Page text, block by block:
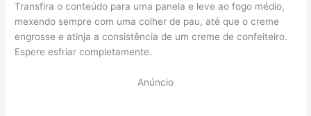
Transfira o conteúdo para uma panela e leve ao fogo médio,
mexendo sempre com uma colher de pau, até que o creme
engrosse e atinja a consistência de um creme de confeiteiro.
Espere esfriar completamente.
Anúncio